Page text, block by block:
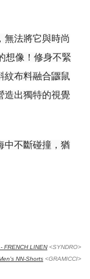
無法將它與時尚
想像！ 修身不緊
紋布料融合鼴鼠
造出獨特的視覺
中不斷碰撞，猶
FRENCH LINEN <SYNDRO>
NN-Shorts <GRAMICCI>